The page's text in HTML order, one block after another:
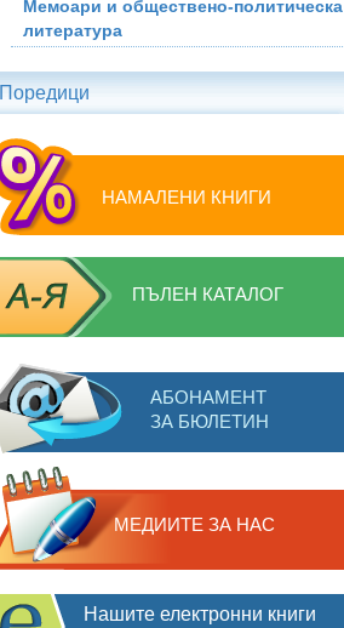
Мемоари и обществено-политическа
литература
Поредици
НАМАЛЕНИ КНИГИ
ПЪЛЕН КАТАЛОГ
АБОНАМЕНТ
ЗА БЮЛЕТИН
МЕДИИТЕ ЗА НАС
Нашите електронни книги